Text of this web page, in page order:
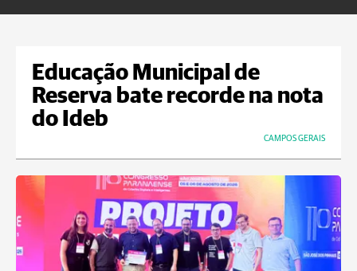
Educação Municipal de
Reserva bate recorde na nota
do Ideb
CAMPOS GERAIS